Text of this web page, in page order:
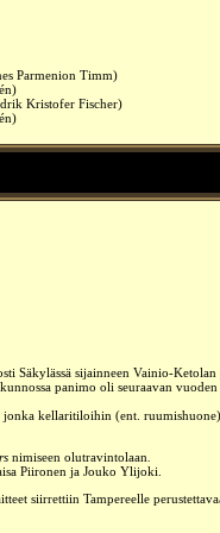
Parmenion Timm)
Kristofer Fischer)
Säkylässä sijainneen Vainio-Ketolan
panimo oli seuraavan vuoden
jonka kellaritiloihin (ent.
nimiseen olutravintolaan
Piironen ja Jouko Ylijoki.
siirrettiin Tampereelle